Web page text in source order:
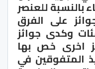
بالنسبة للعنصر
على الفرق
وكدى جوائز
اخرى خص بها
المتفوقين في